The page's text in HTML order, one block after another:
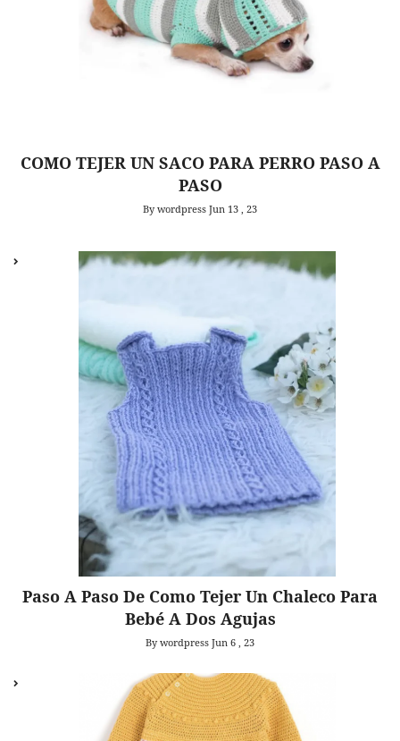
COMO TEJER UN SACO PARA PERRO PASO A
PASO
By wordpress Jun 13 , 23
Paso A Paso De Como Tejer Un Chaleco Para
Bebé A Dos Agujas
By wordpress Jun 6 , 23